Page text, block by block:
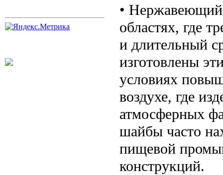
• Нержавеющий
областях, где
и длительный
изготовлены
условиях
воздухе, где
атмосферных
шайбы часто
пищевой
конструкций.